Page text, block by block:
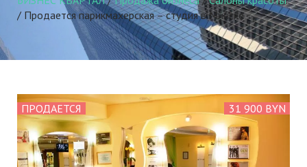
/ Продается парикмахерская – студия в Минске
ПРОДАЕТСЯ 31 900 BYN